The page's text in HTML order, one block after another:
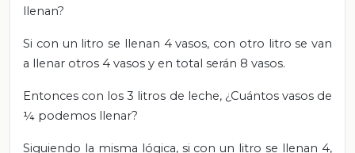
llenan?
Si con un litro se llenan 4 vasos, con otro litro se van
a llenar otros 4 vasos y en total serán 8 vasos.
Entonces con los 3 litros de leche, ¿Cuántos vasos de
¼ podemos llenar?
Siguiendo la misma lógica, si con un litro se llenan 4,